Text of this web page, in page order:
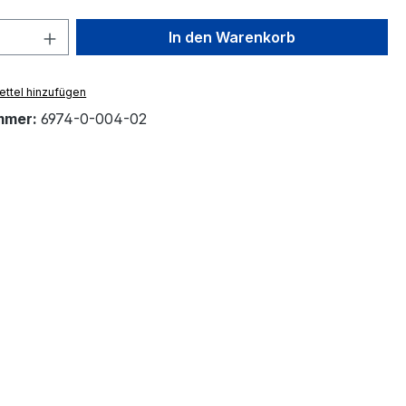
Anzahl: Gib den gewünschten Wert
In den Warenkorb
hinzufügen
6974-0-004-02